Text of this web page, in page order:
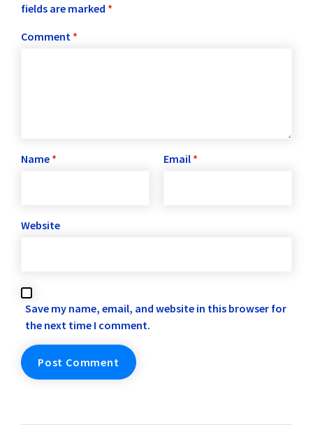
fields are marked *
Comment *
Name * Email *
Website
Save my name, email, and website in this browser for
the next time I comment.